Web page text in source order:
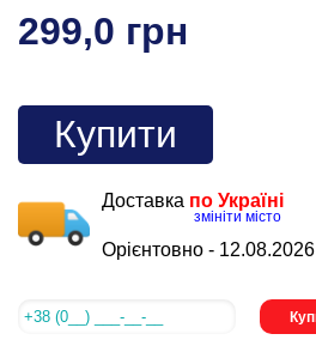
299,0 грн
Купити
Доставка по Україні
змініти місто
Орієнтовно - 12.08.2026